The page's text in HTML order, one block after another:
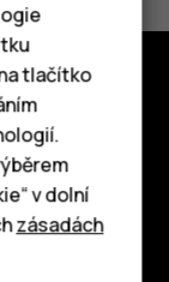
tlačítko
v dolní
zásadách